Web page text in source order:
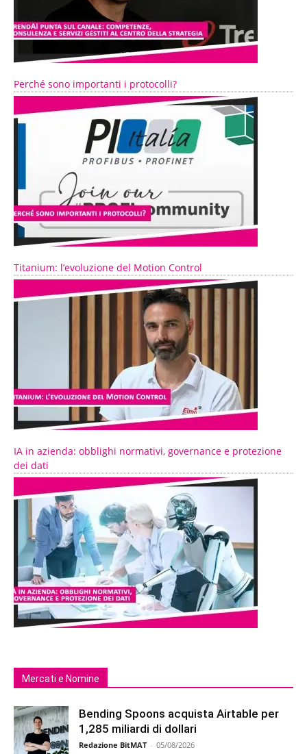
Perché sono importanti i protocolli?
Titanium: l’evoluzione del Motion Control
IA in azienda: obblighi normativi, governance e protezione
dei dati
Mercati e Nomine
Bending Spoons acquista Airtable per
1,285 miliardi di dollari
Redazione BitMAT - 05/08/2026